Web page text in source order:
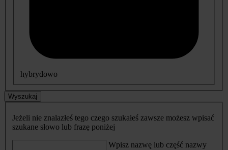
hybrydowo
Wyszukaj
Jeżeli nie znalazłeś tego czego szukałeś zawsze możesz wpisać
szukane słowo lub frazę poniżej
Wpisz nazwę lub część nazwy